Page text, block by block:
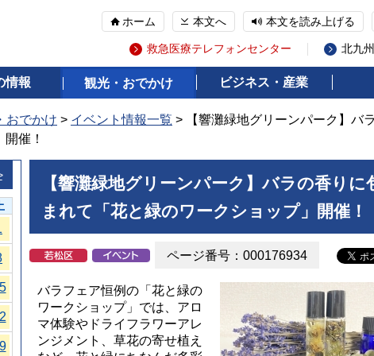
ホーム 本文へ 本文を読み上げる
救急医療テレフォンセンター 北九
情報 観光・おでかけ ビジネス・産業
おでかけ > イベント情報一覧 > 【響灘緑地グリーンパーク】バ
催！
【響灘緑地グリーンパーク】バラの香りに
まれて「花と緑のワークショップ」開催！
ページ番号：000176934
バラフェア恒例の「花と緑の
ワークショップ」では、アロ
マ体験やドライフラワーアレ
ンジメント、草花の寄せ植え